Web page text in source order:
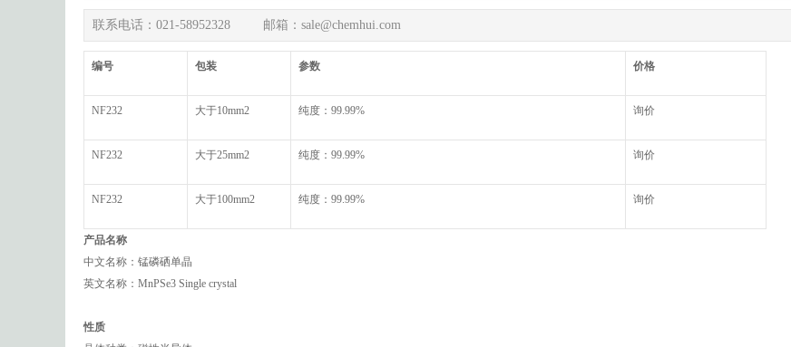
联系电话：021-58952328 邮箱：sale@chemhui.com
编号 包装 参数 价格
NF232 大于10mm2 纯度：99.99% 询价
NF232 大于25mm2 纯度：99.99% 询价
NF232 大于100mm2 纯度：99.99% 询价
产品名称
中文名称：锰磷硒单晶
英文名称：MnPSe3 Single crystal
性质